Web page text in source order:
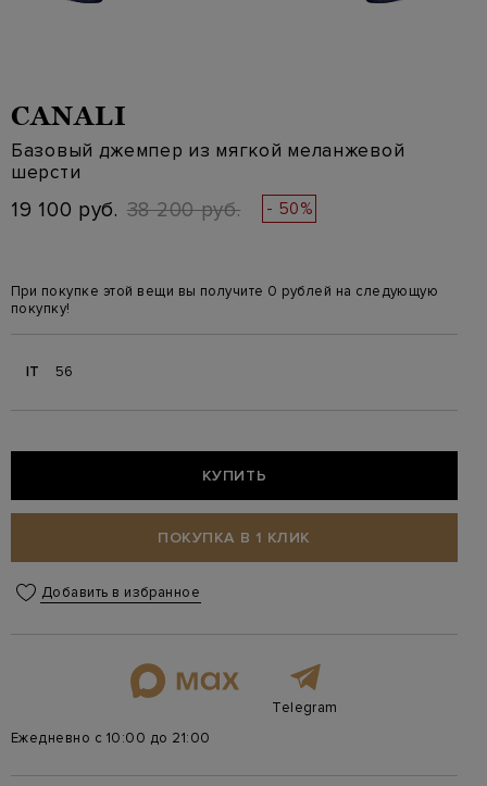
CANALI
Базовый джемпер из мягкой меланжевой
шерсти
19 100 руб. 38 200 руб. - 50%
При покупке этой вещи вы получите 0 рублей на следующую
покупку!
IT 56
КУПИТЬ
ПОКУПКА В 1 КЛИК
Добавить в избранное
Telegram
Ежедневно с 10:00 до 21:00